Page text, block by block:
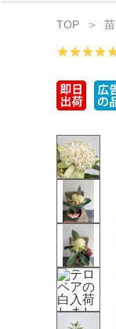
TOP 苗